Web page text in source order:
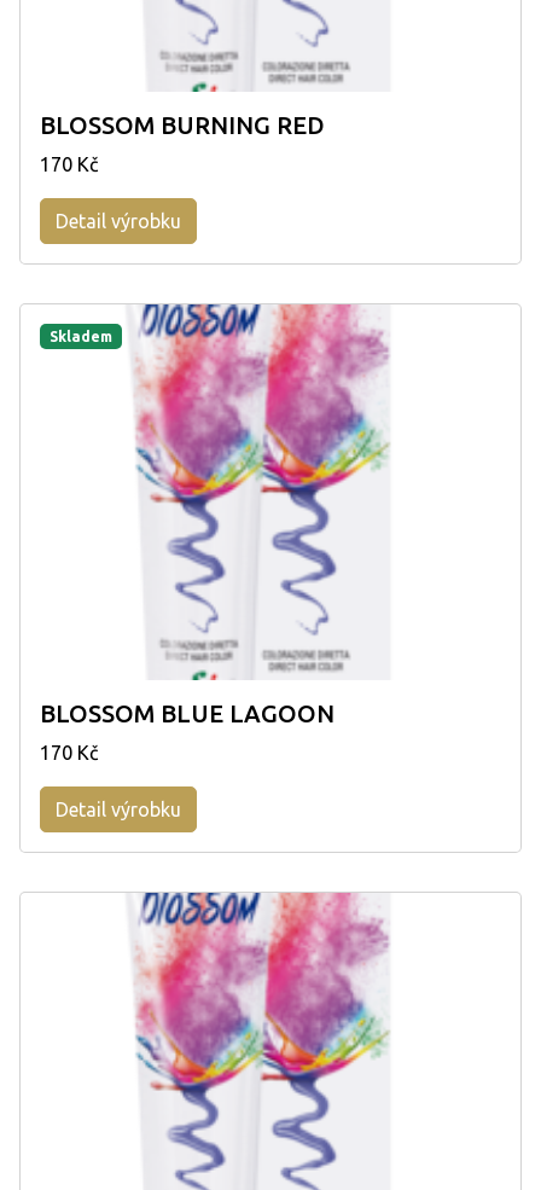
BLOSSOM BURNING RED
170 Kč
Detail výrobku
Skladem
BLOSSOM BLUE LAGOON
170 Kč
Detail výrobku